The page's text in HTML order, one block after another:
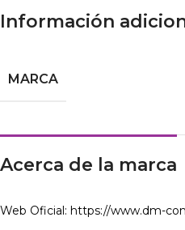
Información
MARCA
Acerca de la marca
Web Oficial: https://www.dm-